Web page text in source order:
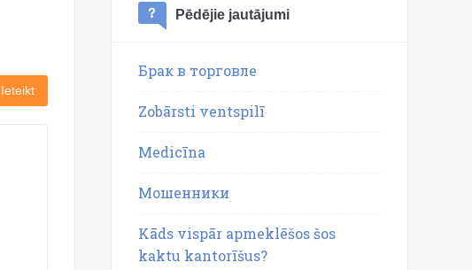
Ieteikt
Pēdējie jautājumi
Брак в торговле
Zobārsti ventspilī
Medicīna
Мошенники
Kāds vispār apmeklēšos šos
kaktu kantorīšus?